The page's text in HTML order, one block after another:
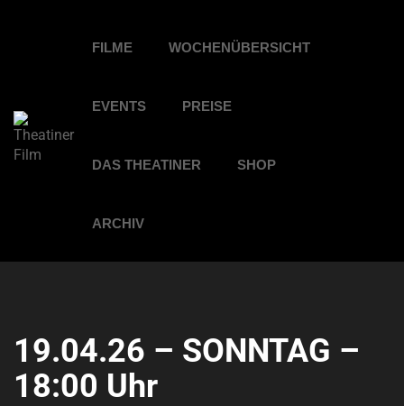
FILME WOCHENÜBERSICHT
EVENTS PREISE
DAS THEATINER SHOP
ARCHIV
19.04.26 – SONNTAG –
18:00 Uhr